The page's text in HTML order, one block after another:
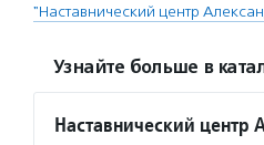
"Наставнический центр
Узнайте больше в
Наставнический центр